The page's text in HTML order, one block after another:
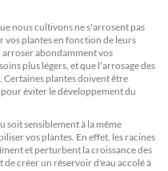
nous cultivons ne s'arrosent pas
vos plantes en fonction de leurs
arroser abondamment vos
plus légers, et que l’arrosage des
Certaines plantes doivent être
éviter le développement du
soit sensiblement à la même
vos plantes. En effet, les racines
et perturbent la croissance des
créer un réservoir d'eau accolé à